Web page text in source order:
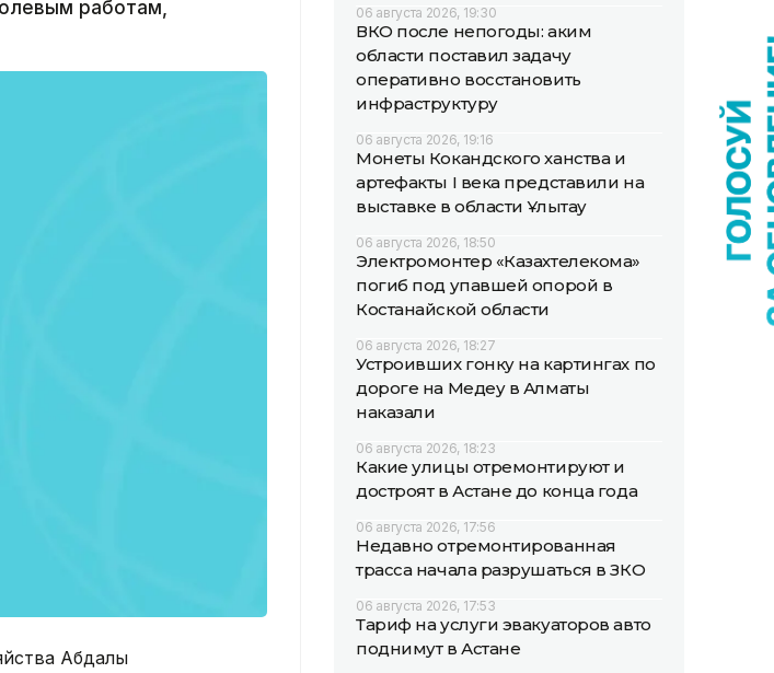
работам,
Абдалы
06 августа 2026, 19:30
ВКО после непогоды: аким
области поставил задачу
оперативно восстановить
инфраструктуру
06 августа 2026, 19:16
Монеты Кокандского ханства и
артефакты I века представили на
выставке в области Ұлытау
06 августа 2026, 18:50
Электромонтер «Казахтелекома»
погиб под упавшей опорой в
Костанайской области
06 августа 2026, 18:27
Устроивших гонку на картингах по
дороге на Медеу в Алматы
наказали
06 августа 2026, 18:23
Какие улицы отремонтируют и
достроят в Астане до конца года
06 августа 2026, 17:56
Недавно отремонтированная
трасса начала разрушаться в ЗКО
06 августа 2026, 17:53
Тариф на услуги эвакуаторов авто
поднимут в Астане